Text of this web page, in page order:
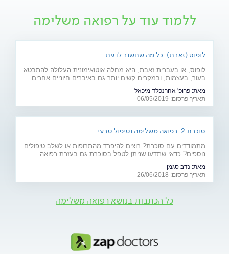
ללמוד עוד על רפואה משלימה
לופוס (זאבת): כל מה שחשוב לדעת
לופוס, או בעברית זאבת, היא מחלה אוטואימונית העלולה להתבטא
בעור, בעצמות, ובמקרים קשים יותר גם באיברים חיוניים אחרים
לה? ומהו הטיפול המתקדם שנכנס לסל הבריאות בשנים
האחרונות? כתבה לרגל יום המודעות למחלה (10.5)
מאת: פרופ' אהרנפלד מיכאל
תאריך פרסום: 06/05/2019
סוכרת 2: רפואה משלימה וטיפול טבעי
מתמודדים עם סוכרת? רוצים להיפרד מהתרופות או לשלב טיפולים
נוספים? כדאי שתדעו שניתן לטפל בסוכרת גם בעזרת רפואה
מרפא
מאת: נדב סגמן
תאריך פרסום: 26/06/2018
כל הכתבות בנושא רפואה משלימה